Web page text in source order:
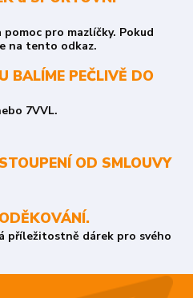
pro mazlíčky. Pokud
na tento odkaz.
BALÍME PEČLIVĚ DO
7VVL.
OD SMLOUVY
příležitostně dárek pro svého